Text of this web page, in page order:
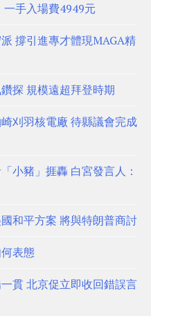
手入場費4949元
撐引進專才體現MAGA精
探 規模遠超拜登時期
刈羽核電廠 待縣議會完成
小豬」捱轟 白宮發言人：
和平方案 將與特朗普商討
表態
貫 北京促立即收回錯誤言